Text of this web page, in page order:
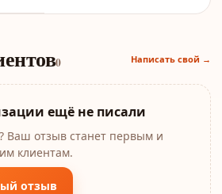
0 Написать свой →
ещё не писали
Ваш отзыв станет первым и
клиентам.
отзыв